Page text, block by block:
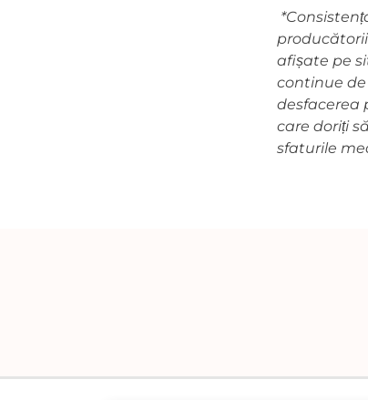
afișate pe
continue
desfacerea
care doriți
sfaturile